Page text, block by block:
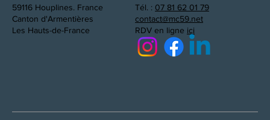
59116 Houplines. France
Canton d'Armentières
Les Hauts-de-France
Tél. : 07 81 62 01 79
contact@mc59.net
RDV en ligne ici